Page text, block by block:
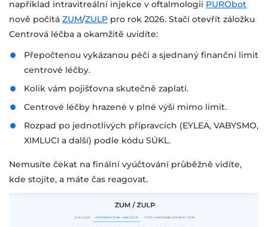
například intravitreální injekce v oftalmologii PURObot
nově počítá ZUM/ZULP pro rok 2026. Stačí otevřít záložku
Centrová léčba a okamžitě uvidíte:
Přepočtenou vykázanou péči a sjednaný finanční limit
centrové léčby.
Kolik vám pojišťovna skutečně zaplatí.
Centrové léčby hrazené v plné výši mimo limit.
Rozpad po jednotlivých přípravcích (EYLEA, VABYSMO,
XIMLUCI a další) podle kódu SÚKL.
Nemusíte čekat na finální vyúčtování průběžně vidíte,
kde stojíte, a máte čas reagovat.